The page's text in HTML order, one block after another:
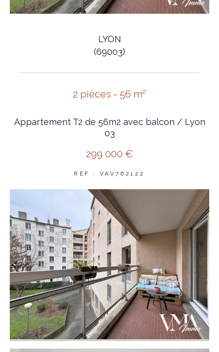
LYON
(69003)
2 pièces - 56 m²
Appartement T2 de 56m2 avec balcon / Lyon
03
299 000 €
REF : VAV762122